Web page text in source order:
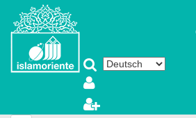
Direkt zum Inhalt